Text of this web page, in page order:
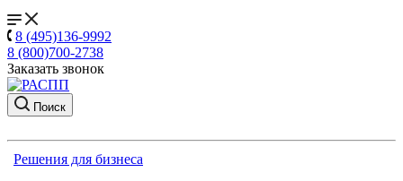
8 (495)136-9992
8 (800)700-2738
Заказать звонок
Поиск
Решения для бизнеса